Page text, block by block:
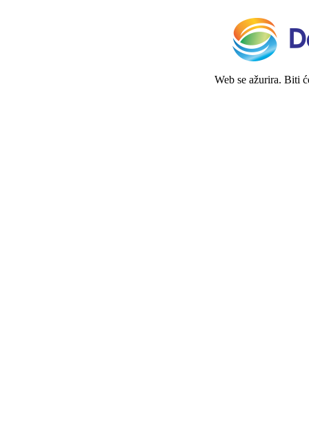
Web se ažurira. Biti